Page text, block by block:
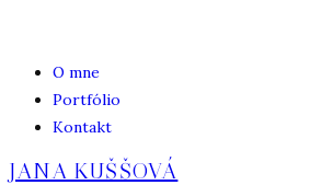
O mne
Portfólio
Kontakt
JANA KUŠŠOVÁ